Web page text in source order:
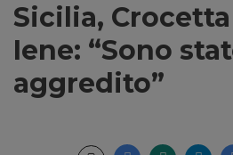
Sicilia,
Iene: “Sono
aggredito”